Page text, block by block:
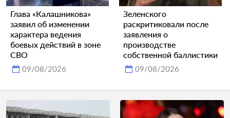
Глава «Калашникова»
заявил об изменении
характера ведения
боевых действий в зоне
СВО
09/08/2026
Зеленского
раскритиковали после
заявления о
производстве
собственной баллистики
09/08/2026